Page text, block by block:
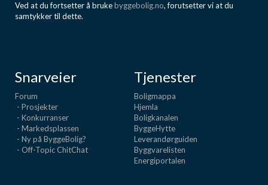
Ved at du fortsetter å brukebyggebolig.no, forutsetter vi at du
samtykker til dette.
Snarveier
Forum
- Prosjekter
- Konkurranser
- Markedsplassen
- Ny på ByggeBolig?
- Off-Topic ChitChat
Tjenester
Boligmappa
Hjemla
Boligkanalen
ByggeHytte
Leverandørguiden
Byggvarelisten
Energiportalen